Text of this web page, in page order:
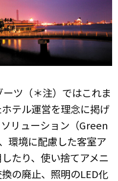
ツ（＊注）ではこれま
テル運営を理念に掲げ
リューション（Green
環境に配慮した客室ア
たり、使い捨てアメニ
の廃止、照明のLED化